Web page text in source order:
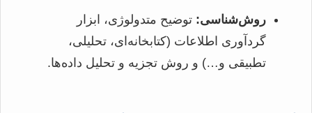
روش‌شناسی: توضیح متدولوژی، ابزار
گردآوری اطلاعات (کتابخانه‌ای، تحلیلی،
تطبیقی و…) و روش تجزیه و تحلیل داده‌ها.